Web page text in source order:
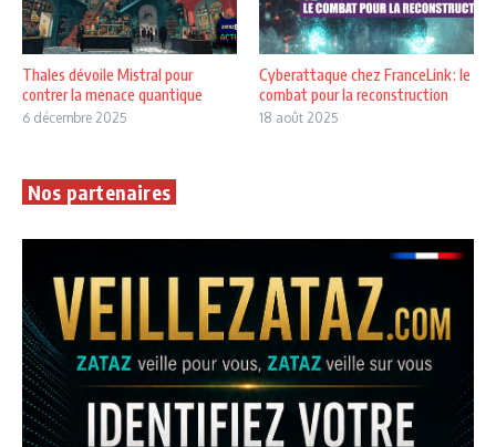
Thales dévoile Mistral pour
contrer la menace quantique
6 décembre 2025
Cyberattaque chez FranceLink : le
combat pour la reconstruction
18 août 2025
Nos partenaires